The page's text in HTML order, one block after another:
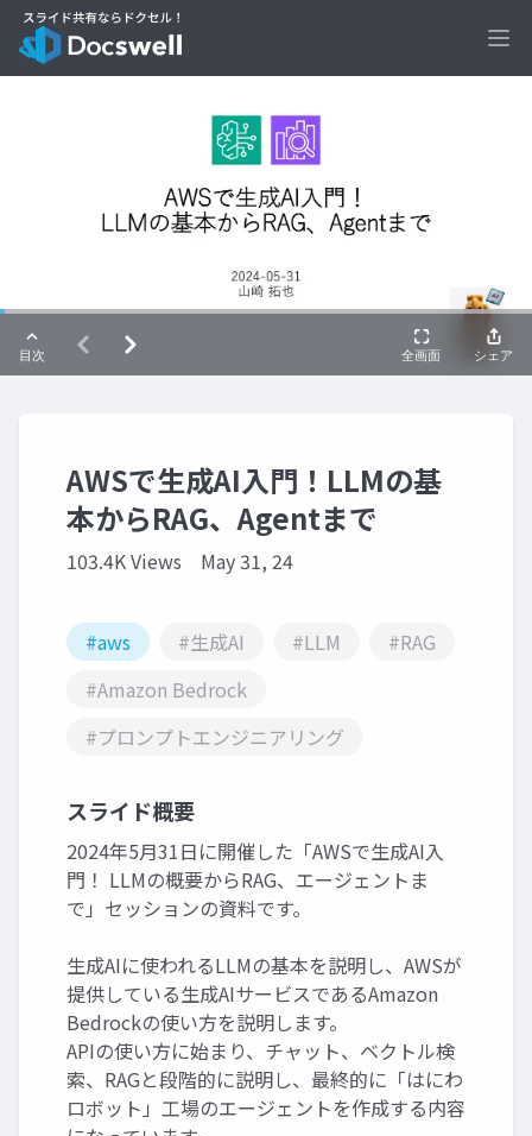
AWSで生成AI入門！LLMの基
本からRAG、Agentまで
103.4K Views May 31, 24
#aws #生成AI #LLM
#RAG
#Amazon Bedrock
#プロンプトエンジニアリング
スライド概要
2024年5月31日に開催した「AWSで生成AI入
門！ LLMの概要からRAG、エージェントま
で」セッションの資料です。
生成AIに使われるLLMの基本を説明し、AWSが
提供している生成AIサービスであるAmazon
Bedrockの使い方を説明します。
APIの使い方に始まり、チャット、ベクトル検
索、RAGと段階的に説明し、最終的に「はにわ
ロボット」工場のエージェントを作成する内容